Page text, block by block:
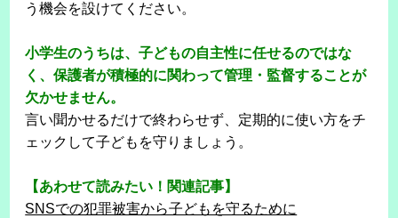
う機会を設けてください。
小学生のうちは、子どもの自主性に任せるのではな
く、保護者が積極的に関わって管理・監督することが
欠かせません。
言い聞かせるだけで終わらせず、定期的に使い方をチ
ェックして子どもを守りましょう。
【あわせて読みたい！関連記事】
SNSでの犯罪被害から子どもを守るために